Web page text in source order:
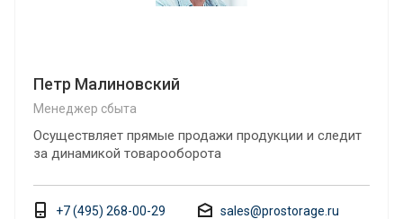
Петр Малиновский
Менеджер сбыта
Осуществляет прямые продажи продукции и следит
за динамикой товарооборота
+7 (495) 268-00-29 sales@prostorage.ru